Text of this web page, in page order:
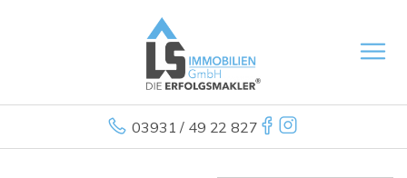
03931 / 49 22 827